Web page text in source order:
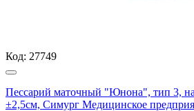
Код: 27749
Пессарий маточный "Юнона", тип 3,
±2,5см, Симург Медицинское